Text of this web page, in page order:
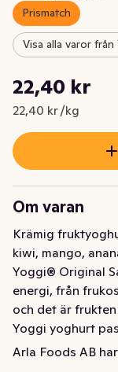
Prismatch
Visa alla varor
Nuvarande pris är:
22,40 kr
22,40 kr /kg
Styckpris: 22,40 kr
Om varan
Krämig
kiwi, mango,
Yoggi® Original
energi, från
och det är
Yoggi yoghurt
frukost, som ett
Arla Foods AB